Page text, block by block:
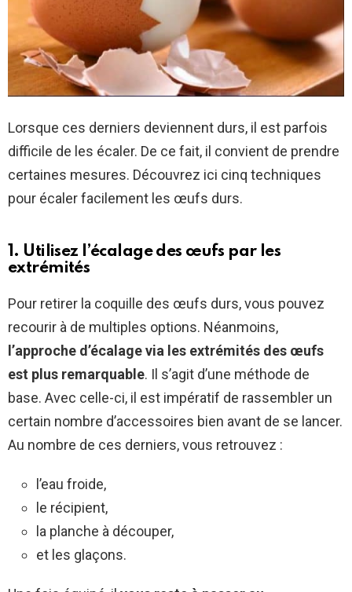
Lorsque ces derniers deviennent durs, il est parfois
difficile de les écaler. De ce fait, il convient de prendre
certaines mesures. Découvrez ici cinq techniques
pour écaler facilement les œufs durs.
1. Utilisez l’écalage des œufs par les
extrémités
Pour retirer la coquille des œufs durs, vous pouvez
recourir à de multiples options. Néanmoins,
l’approche d’écalage via les extrémités des œufs
est plus remarquable. Il s’agit d’une méthode de
base. Avec celle-ci, il est impératif de rassembler un
certain nombre d’accessoires bien avant de se lancer.
Au nombre de ces derniers, vous retrouvez :
l’eau froide,
le récipient,
la planche à découper,
et les glaçons.